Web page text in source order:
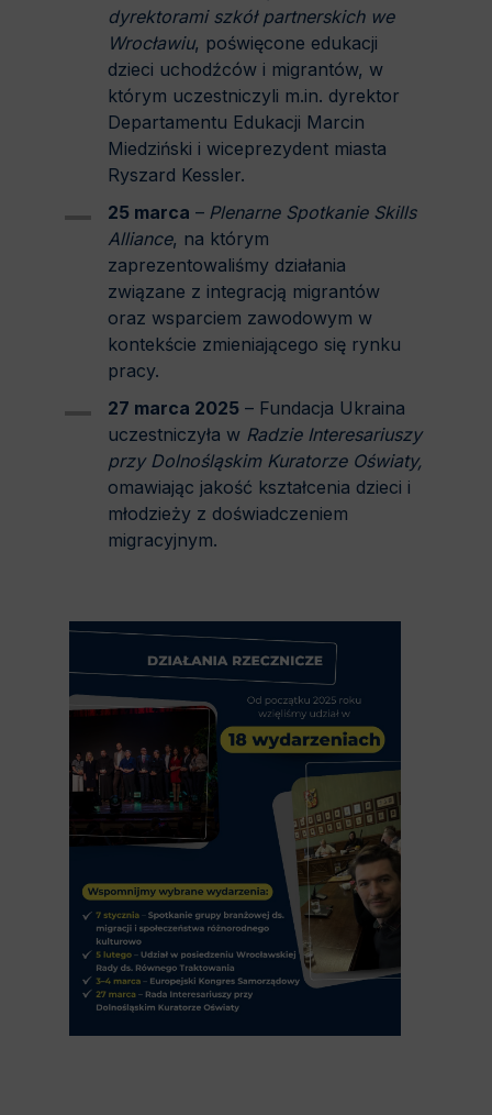
dyrektorami szkół partnerskich we
Wrocławiu, poświęcone edukacji
dzieci uchodźców i migrantów, w
którym uczestniczyli m.in. dyrektor
Departamentu Edukacji Marcin
Miedziński i wiceprezydent miasta
Ryszard Kessler.
25 marca – Plenarne Spotkanie Skills
Alliance, na którym
zaprezentowaliśmy działania
związane z integracją migrantów
oraz wsparciem zawodowym w
kontekście zmieniającego się rynku
pracy.
27 marca 2025 – Fundacja Ukraina
uczestniczyła w Radzie Interesariuszy
przy Dolnośląskim Kuratorze Oświaty,
omawiając jakość kształcenia dzieci i
młodzieży z doświadczeniem
migracyjnym.